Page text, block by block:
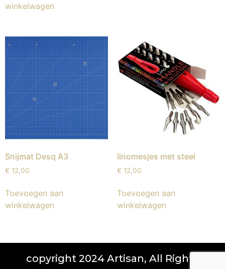
winkelwagen
Snijmat Desq A3
€ 12,00
Toevoegen aan
winkelwagen
linomesjes met steel
€ 12,00
Toevoegen aan
winkelwagen
copyright 2024 Artisan, All Rights